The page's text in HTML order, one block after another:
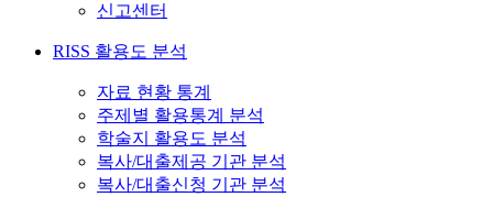
신고센터
RISS 활용도 분석
자료 현황 통계
주제별 활용통계 분석
학술지 활용도 분석
복사/대출제공 기관 분석
복사/대출신청 기관 분석